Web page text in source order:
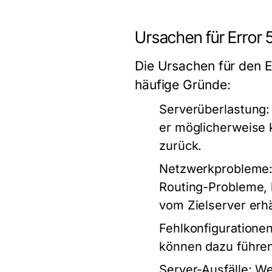
Ursachen für Error
Die Ursachen für den
häufige Gründe:
Serverüberlastung
er möglicherweise
zurück.
Netzwerkprobleme
Routing-
vom Zielserver
können dazu